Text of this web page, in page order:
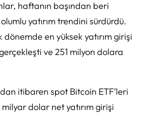
haftanın başından beri
yatırım trendini sürdürdü.
dönemde en yüksek yatırım girişi
ve 251 milyon dolara
itibaren spot Bitcoin ETF’leri
dolar net yatırım girişi